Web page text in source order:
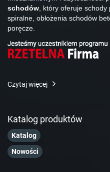
schodów, który oferuje
spiralne, obłożenia schodów
poręcze.
Czytaj więcej
Katalog produktów
Katalog
Nowości